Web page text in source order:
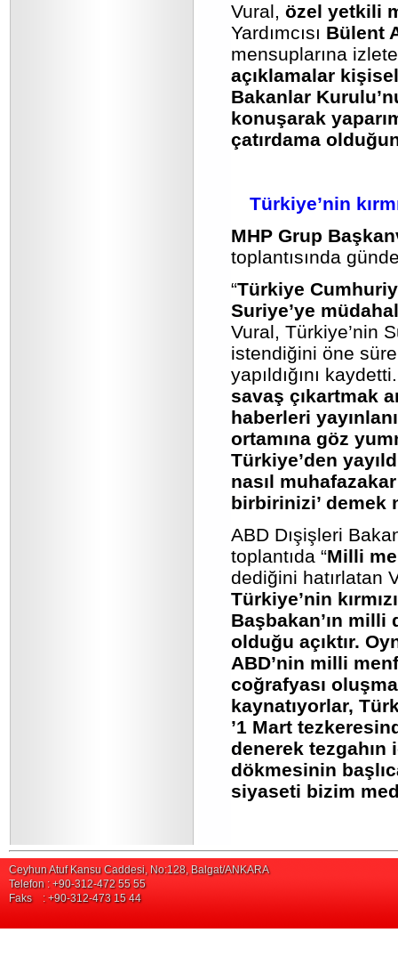
Vural, özel yetkili
Yardımcısı Bülent
mensuplarına
açıklamalar
Bakanlar
konuşarak
çatırdama
Türkiye’nin
MHP Grup
toplantısında
“Türkiye
Suriye’ye
Vural, Türkiye’nin
istendiğini öne
yapıldığını
savaş çıkartmak
haberleri
ortamına göz
Türkiye’den
nasıl
birbirinizi’ demek
ABD Dışişleri
toplantıda “Milli
dediğini hatırlatan
Türkiye’nin
Başbakan’ın
olduğu açıktır.
ABD’nin milli
coğrafyası
kaynatıyorlar,
’1 Mart
denerek tezgahın
dökmesinin
siyaseti bizim
Ceyhun Atuf Kansu Caddesi, No:128, Balgat/ANKARA
Telefon : +90-312-472 55 55
Faks : +90-312-473 15 44